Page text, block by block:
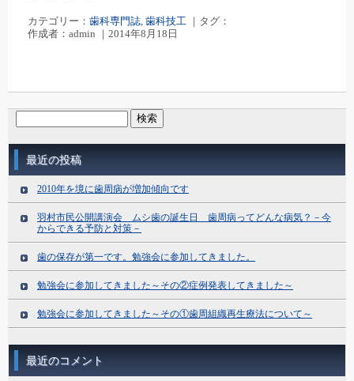
カテゴリー： 歯科専門誌 歯科技工 ｜タグ：
作成者：admin ｜2014年8月18日
最近の投稿
2010年を境に歯周病が増加傾向です
羽村市民公開講演会 ムシ歯の誕生日 歯周病ってどんな病気？－今
からできる予防と対策－
歯の保存が第一です。勉強会に参加してきました。
勉強会に参加してきました～その②症例発表してきました～
勉強会に参加してきました～その①歯周組織再生療法について～
最近のコメント